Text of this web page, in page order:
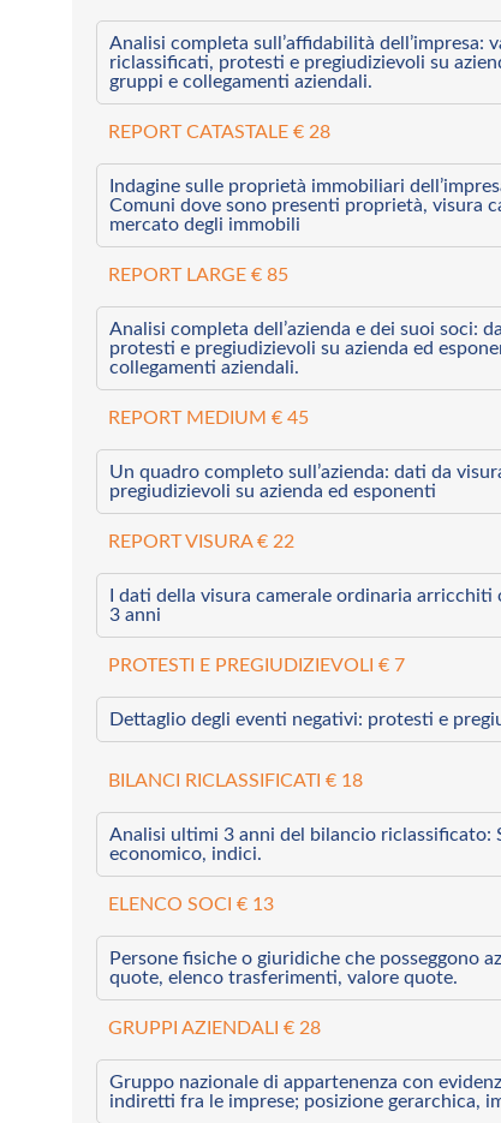
Analisi completa sull’affidabilità dell’impresa:
riclassificati, protesti e pregiudizievoli su
gruppi e collegamenti aziendali.
REPORT CATASTALE € 28
Indagine sulle proprietà immobiliari
Comuni dove sono presenti proprietà, visura
mercato degli immobili
REPORT LARGE € 85
Analisi completa dell’azienda e dei suoi soci:
protesti e pregiudizievoli su azienda ed
collegamenti aziendali.
REPORT MEDIUM € 45
Un quadro completo sull’azienda: dati da
pregiudizievoli su azienda ed esponenti
REPORT VISURA € 22
I dati della visura camerale ordinaria
3 anni
PROTESTI E PREGIUDIZIEVOLI € 7
Dettaglio degli eventi negativi: protesti e
BILANCI RICLASSIFICATI € 18
Analisi ultimi 3 anni del bilancio riclassificato:
economico, indici.
ELENCO SOCI € 13
Persone fisiche o giuridiche che posseggono
quote, elenco trasferimenti, valore quote.
GRUPPI AZIENDALI € 28
Gruppo nazionale di appartenenza con
indiretti fra le imprese; posizione gerarchica,